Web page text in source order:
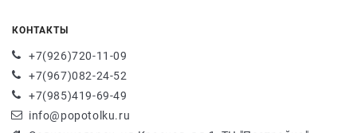
КОНТАКТЫ
+7(926)720-11-09
+7(967)082-24-52
+7(985)419-69-49
info@popotolku.ru